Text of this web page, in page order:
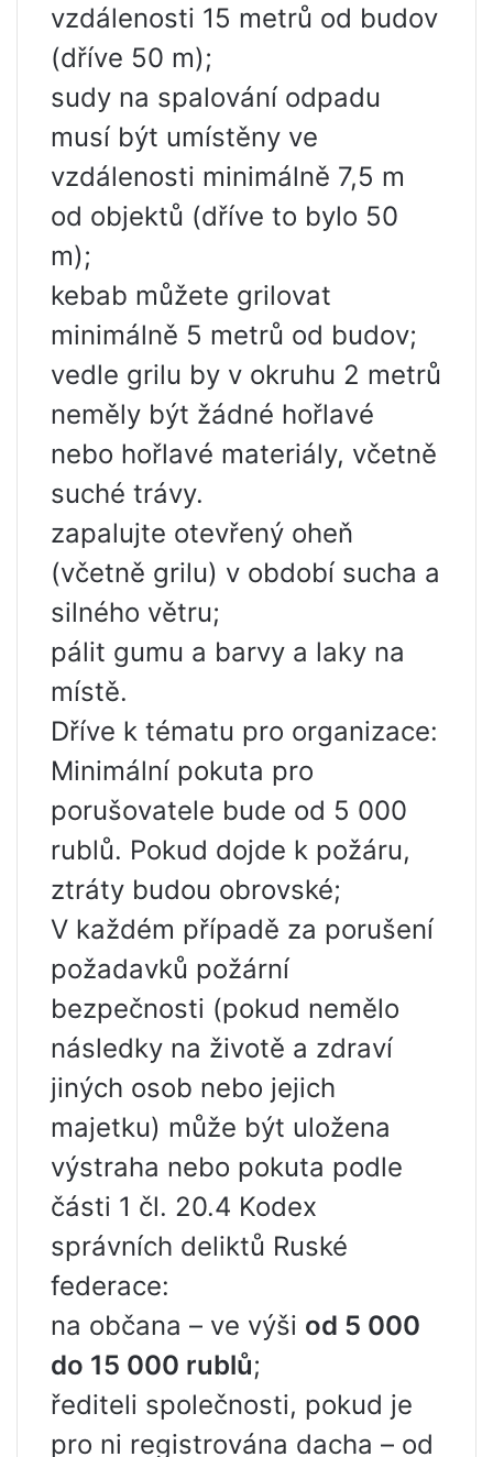
vzdálenosti 15 metrů od budov
(dříve 50 m);
sudy na spalování odpadu
musí být umístěny ve
vzdálenosti minimálně 7,5 m
od objektů (dříve to bylo 50
m);
kebab můžete grilovat
minimálně 5 metrů od budov;
vedle grilu by v okruhu 2 metrů
neměly být žádné hořlavé
nebo hořlavé materiály, včetně
suché trávy.
zapalujte otevřený oheň
(včetně grilu) v období sucha a
silného větru;
pálit gumu a barvy a laky na
místě.
Dříve k tématu pro organizace:
Minimální pokuta pro
porušovatele bude od 5 000
rublů. Pokud dojde k požáru,
ztráty budou obrovské;
V každém případě za porušení
požadavků požární
bezpečnosti (pokud nemělo
následky na životě a zdraví
jiných osob nebo jejich
majetku) může být uložena
výstraha nebo pokuta podle
části 1 čl. 20.4 Kodex
správních deliktů Ruské
federace:
na občana – ve výši od 5 000
do 15 000 rublů;
řediteli společnosti, pokud je
pro ni registrována dacha – od